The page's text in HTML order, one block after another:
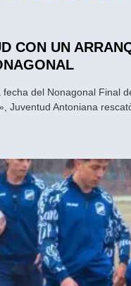
CON UN
fecha del Nonagonal Final
Juventud Antoniana